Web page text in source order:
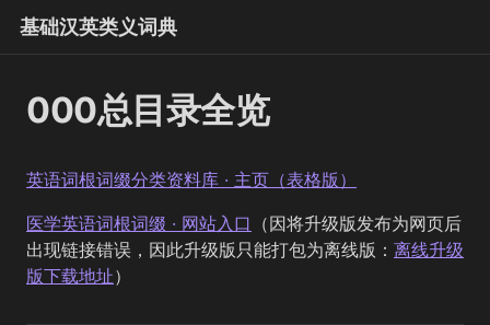
基础汉英类义词典
000总目录全览
英语词根词缀分类资料库 · 主页（表格版）
医学英语词根词缀 · 网站入口 （因将升级版发布为网页后
出现链接错误，因此升级版只能打包为离线版： 离线升级
版下载地址）